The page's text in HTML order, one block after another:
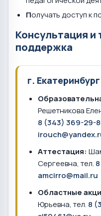
Получать доступ к
Консультация и
поддержка
г. Екатеринбург
Решетникова
8 (343) 369-29-
Аттестация:
Сергеевна, тел.
amcirro@mail.ru
Областные
Юрьевна, тел. 8